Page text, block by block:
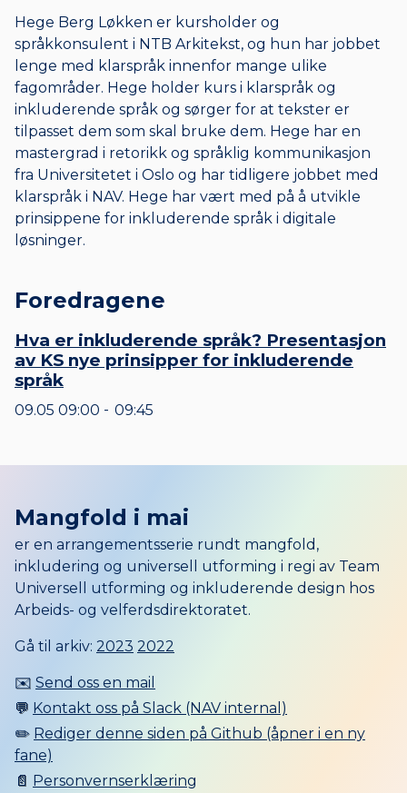
Hege Berg Løkken er kursholder og
språkkonsulent i NTB Arkitekst, og hun har jobbet
lenge med klarspråk innenfor mange ulike
fagområder. Hege holder kurs i klarspråk og
inkluderende språk og sørger for at tekster er
tilpasset dem som skal bruke dem. Hege har en
mastergrad i retorikk og språklig kommunikasjon
fra Universitetet i Oslo og har tidligere jobbet med
klarspråk i NAV. Hege har vært med på å utvikle
prinsippene for inkluderende språk i digitale
løsninger.
Foredragene
Hva er inkluderende språk? Presentasjon
av KS nye prinsipper for inkluderende
språk
09.05 09:00
09:45
Mangfold i mai
er en arrangementsserie rundt mangfold,
inkludering og universell utforming i regi av Team
Universell utforming og inkluderende design hos
Arbeids- og velferdsdirektoratet.
Gå til arkiv: 2023 2022
✉️ Send oss en mail
💬 Kontakt oss på Slack (NAV internal)
✏️ Rediger denne siden på Github (åpner i en ny
fane)
📄 Personvernserklæring